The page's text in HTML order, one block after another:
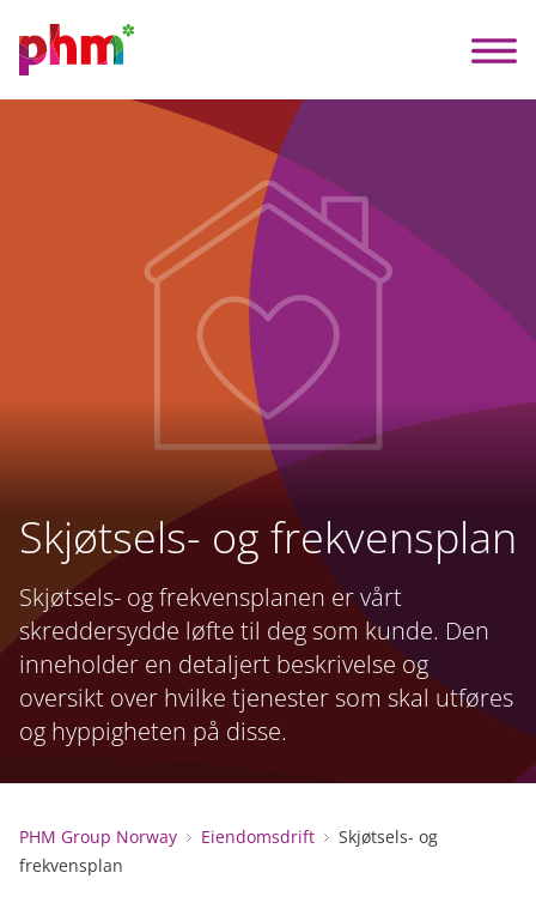
Skjøtsels- og frekvensplan
Skjøtsels- og frekvensplanen er vårt
skreddersydde løfte til deg som kunde. Den
inneholder en detaljert beskrivelse og
oversikt over hvilke tjenester som skal utføres
og hyppigheten på disse.
PHM Group Norway Eiendomsdrift
Skjøtsels- og
frekvensplan